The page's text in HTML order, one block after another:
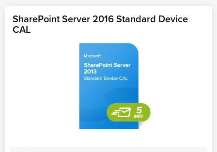
MS SharePoint Server
MS Skype for Business Server
MS System Center
SharePoint Server 2016 Standard Device
CAL